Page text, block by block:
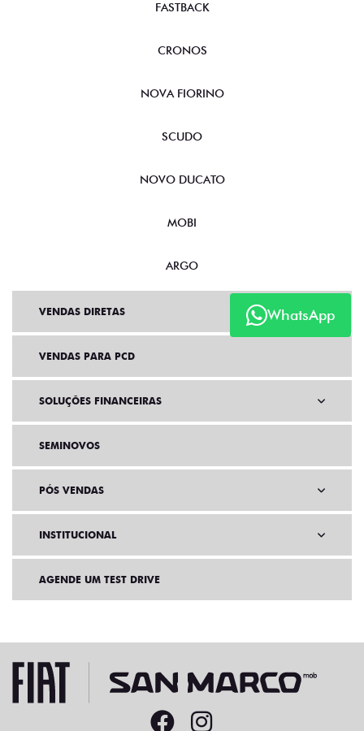
WhatsApp
FASTBACK
CRONOS
NOVA FIORINO
SCUDO
NOVO DUCATO
MOBI
ARGO
VENDAS DIRETAS
VENDAS PARA PCD
SOLUÇÕES FINANCEIRAS
SEMINOVOS
PÓS VENDAS
INSTITUCIONAL
AGENDE UM TEST DRIVE